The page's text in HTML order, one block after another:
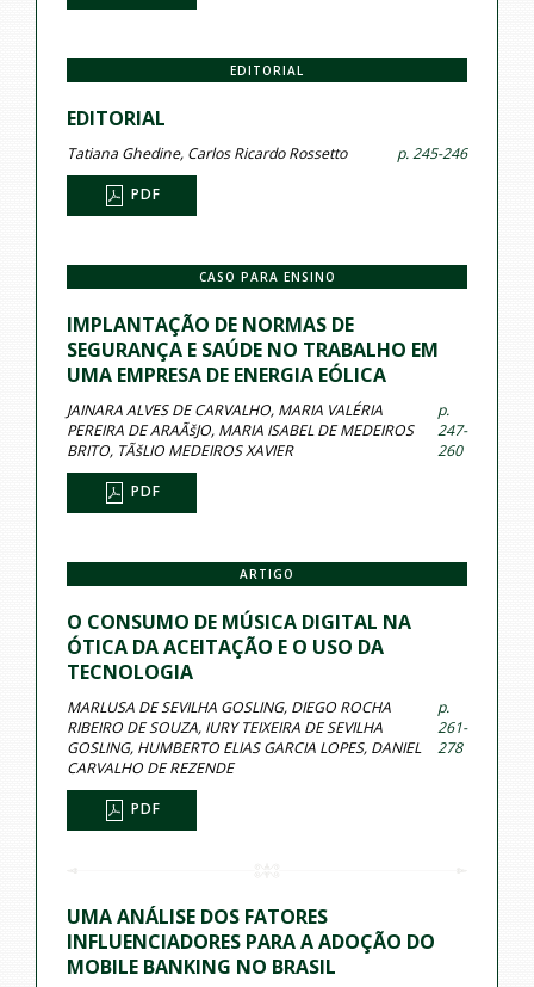
EDITORIAL
EDITORIAL
Tatiana Ghedine, Carlos Ricardo Rossetto p. 245-246
PDF
CASO PARA ENSINO
IMPLANTAÇÃO DE NORMAS DE
SEGURANÇA E SAÚDE NO TRABALHO EM
UMA EMPRESA DE ENERGIA EÓLICA
JAINARA ALVES DE CARVALHO, MARIA VALÉRIA
PEREIRA DE ARAÃšJO, MARIA ISABEL DE MEDEIROS
BRITO, TÃšLIO MEDEIROS XAVIER
p.
247-
260
PDF
ARTIGO
O CONSUMO DE MÚSICA DIGITAL NA
ÓTICA DA ACEITAÇÃO E O USO DA
TECNOLOGIA
MARLUSA DE SEVILHA GOSLING, DIEGO ROCHA
RIBEIRO DE SOUZA, IURY TEIXEIRA DE SEVILHA
GOSLING, HUMBERTO ELIAS GARCIA LOPES, DANIEL
CARVALHO DE REZENDE
p.
261-
278
PDF
UMA ANÁLISE DOS FATORES
INFLUENCIADORES PARA A ADOÇÃO DO
MOBILE BANKING NO BRASIL